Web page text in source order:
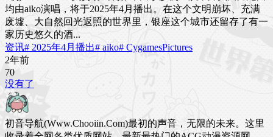
均由aiko演唱，将于2025年4月播出。在这个文明崩坏、充满
废墟、大自然回光返照的世界里，银座这个城市还留存了有一
家历史悠久的酒...
资讯# 2025年4月播出# aiko# CygamesPictures
2年前
70
没有了
初音导航(Www.Chooiin.Com)最初的声音，无限的未来。这里